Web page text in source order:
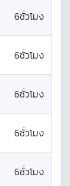
6ชั่วโมง
6ชั่วโมง
6ชั่วโมง
6ชั่วโมง
6ชั่วโมง